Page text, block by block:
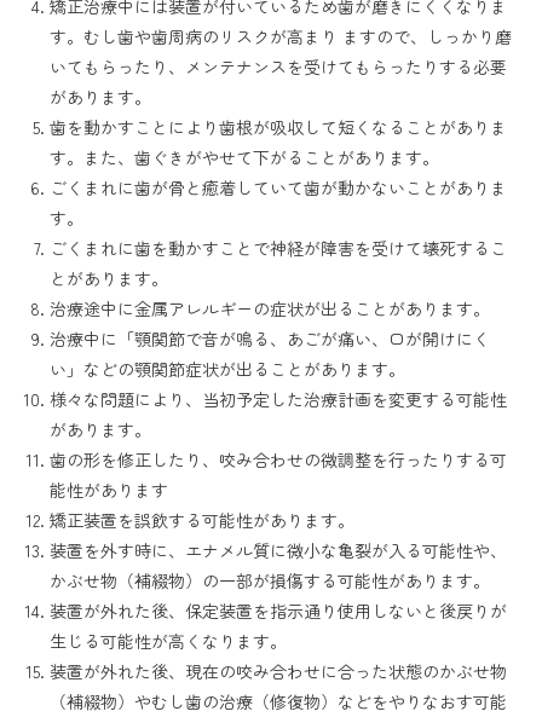
矯正治療中には装置が付いているため歯が磨きにくくなりま
す。むし歯や歯周病のリスクが高まり ますので、しっかり磨
いてもらったり、メンテナンスを受けてもらったりする必要
があります。
歯を動かすことにより歯根が吸収して短くなることがありま
す。また、歯ぐきがやせて下がることがあります。
ごくまれに歯が骨と癒着していて歯が動かないことがありま
す。
ごくまれに歯を動かすことで神経が障害を受けて壊死するこ
とがあります。
治療途中に金属アレルギーの症状が出ることがあります。
治療中に「顎関節で音が鳴る、あごが痛い、口が開けにく
い」などの顎関節症状が出ることがあります。
様々な問題により、当初予定した治療計画を変更する可能性
があります。
歯の形を修正したり、咬み合わせの微調整を行ったりする可
能性があります
矯正装置を誤飲する可能性があります。
装置を外す時に、エナメル質に微小な亀裂が入る可能性や、
かぶせ物（補綴物）の一部が損傷する可能性があります。
装置が外れた後、保定装置を指示通り使用しないと後戻りが
生じる可能性が高くなります。
装置が外れた後、現在の咬み合わせに合った状態のかぶせ物
（補綴物）やむし歯の治療（修復物）などをやりなおす可能